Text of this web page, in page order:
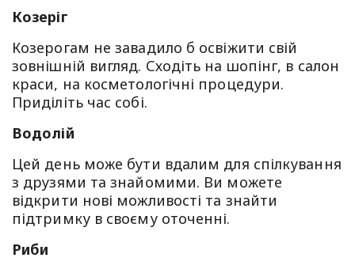
Козеріг
Козерогам не завадило б освіжити свій
зовнішній вигляд. Сходіть на шопінг, в салон
краси, на косметологічні процедури.
Приділіть час собі.
Водолій
Цей день може бути вдалим для спілкування
з друзями та знайомими. Ви можете
відкрити нові можливості та знайти
підтримку в своєму оточенні.
Риби